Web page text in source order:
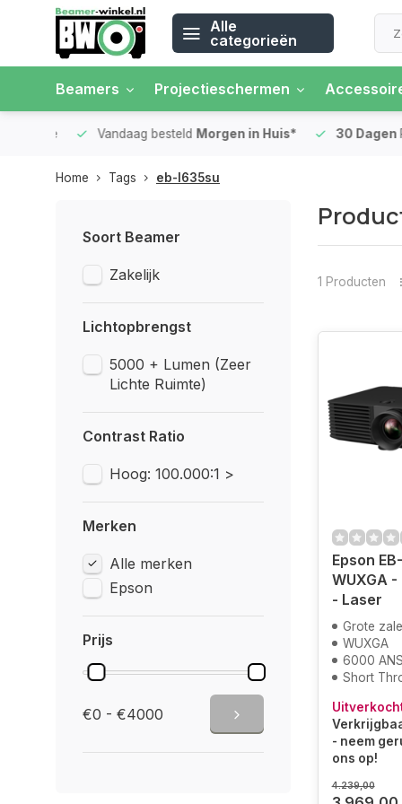
Alle
categorieën
Beamers Projectieschermen
Vandaag besteldMorgen in Huis* 30 Dagen
Home Tags eb-l635su
Soort Beamer
Zakelijk
Lichtopbrengst
5000 + Lumen (Zeer
Lichte Ruimte)
Contrast Ratio
Hoog: 100.000:1 >
Merken
Alle merken
Epson
Prijs
€0 - €4000
1 Producten
Epson
WUXGA
- Laser
Grote
WUXGA
6000
Short
- neem
ons op!
4.239,00